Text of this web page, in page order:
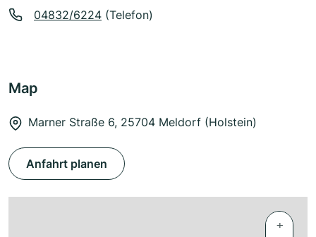
04832/6224 (Telefon)
Map
Marner Straße 6, 25704 Meldorf (Holstein)
Anfahrt planen
+